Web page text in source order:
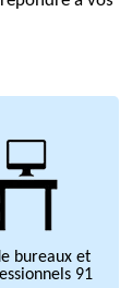
bureaux et
91